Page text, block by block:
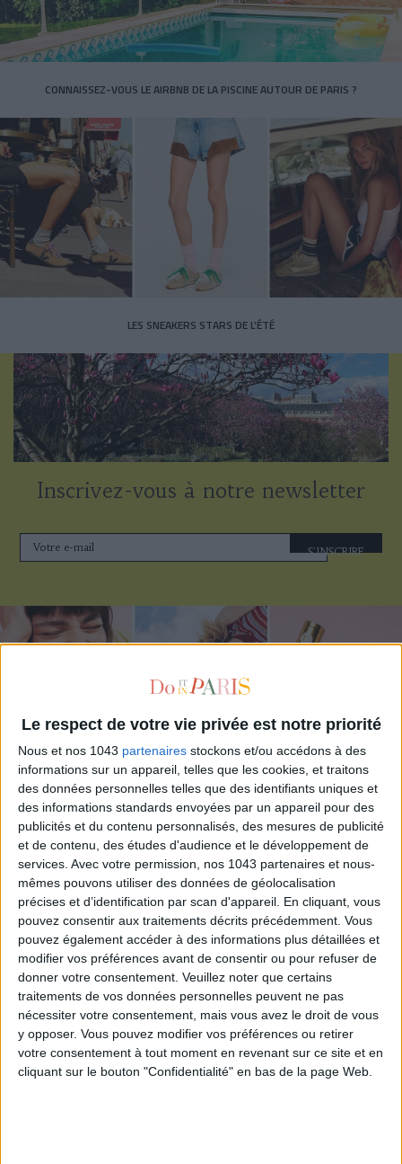
Le respect de votre vie privée est notre priorité
Nous et nos 1043 partenaires stockons et/ou accédons à des
informations sur un appareil, telles que les cookies, et traitons
des données personnelles telles que des identifiants uniques et
des informations standards envoyées par un appareil pour des
publicités et du contenu personnalisés, des mesures de publicité
et de contenu, des études d'audience et le développement de
services. Avec votre permission, nos 1043 partenaires et nous-
mêmes pouvons utiliser des données de géolocalisation
précises et d’identification par scan d'appareil. En cliquant, vous
pouvez consentir aux traitements décrits précédemment. Vous
pouvez également accéder à des informations plus détaillées et
modifier vos préférences avant de consentir ou pour refuser de
donner votre consentement. Veuillez noter que certains
traitements de vos données personnelles peuvent ne pas
nécessiter votre consentement, mais vous avez le droit de vous
y opposer. Vous pouvez modifier vos préférences ou retirer
votre consentement à tout moment en revenant sur ce site et en
cliquant sur le bouton "Confidentialité" en bas de la page Web.
CONNAISSEZ-VOUS LE AIRBNB DE LA PISCINE AUTOUR DE PARIS ?
LES SNEAKERS STARS DE L’ÉTÉ
Inscrivez-vous à notre newsletter
S'INSCRIRE
ADOPT PARFUMS RÉVOLUTIONNE LA PARFUMERIE MADE IN FRANCE À PETIT PRIX
TOUT CE QUE VOUS DEVEZ FAIRE À PARIS EN AOÛT